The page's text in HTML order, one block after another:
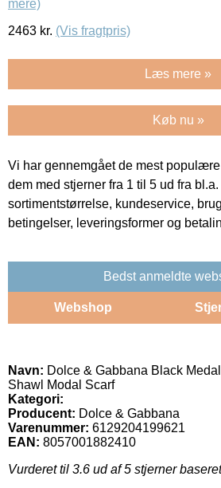
mere)
2463 kr. (Vis fragtpris)
Læs mere »
Køb nu »
Vi har gennemgået de mest
dem med stjerner fra 1 til 5 ud fra
sortimentstørrelse, kundeservice,
betingelser, leveringsformer og
Bedst anmeldte
Webshop
Navn: Dolce & Gabbana Black
Shawl Modal Scarf
Kategori:
Producent: Dolce & Gabbana
Varenummer: 6129204199621
EAN: 8057001882410
Vurderet til 3.6 ud af 5 stjerner